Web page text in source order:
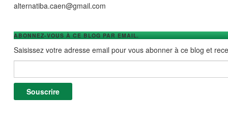
alternatiba.caen@gmail.com
ABONNEZ-VOUS À CE BLOG PAR EMAIL.
Saisissez votre adresse email pour vous abonner à ce blog et
Souscrire